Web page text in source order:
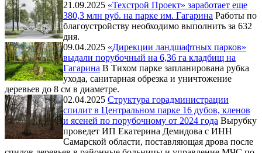
21.09.2025 «Техстрой Проект» заработает еще
380,3 млн руб. на парке им. Гагарина Работы по
благоустройству необходимо выполнить за 632
дня.
09.04.2025 «Дирекции ландшафтных парков»
выдали порубочный на 6,36 га кладбищ на
Гагарина В Тихом парке запланирована рубка
ухода, санитарная обрезка и уничтожение
деревьев до 8 см в диаметре.
02.04.2025 Структура горадминистрации
спилит в Центральном парке 16 дубов, кленов
и ясеней по порубочному от 2024 года Вырубку
проведет ИП Екатерина Демидова с ИНН
Самарской области, поставляющая дрова после